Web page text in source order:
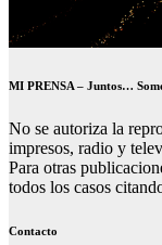
MI PRENSA – Juntos…
No se autoriza la
impresos, radio y
Para otras
todos los casos
Contacto